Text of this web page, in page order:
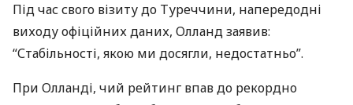
Під час свого візиту до Туреччини, напередодні
виходу офіційних даних, Олланд заявив:
“Стабільності, якою ми досягли, недостатньо”.
При Олланді, чий рейтинг впав до рекордно